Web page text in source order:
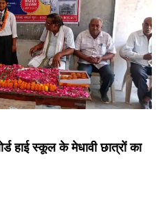
हाई स्कूल के मेधावी छात्रों का